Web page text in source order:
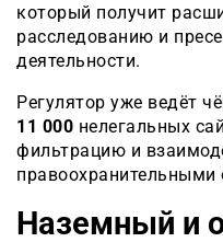
который получит
расследованию и
деятельности.
Регулятор уже ведёт
11 000 нелегальных
фильтрацию и
правоохранительными
Наземный и